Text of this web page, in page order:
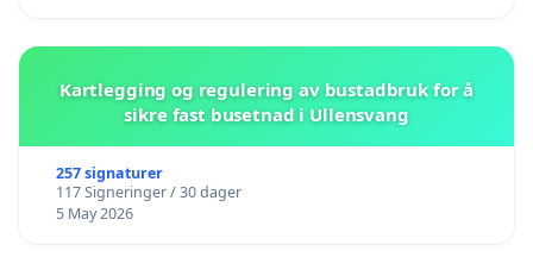
Kartlegging og regulering av bustadbruk for å
sikre fast busetnad i Ullensvang
257 signaturer
117 Signeringer / 30 dager
5 May 2026